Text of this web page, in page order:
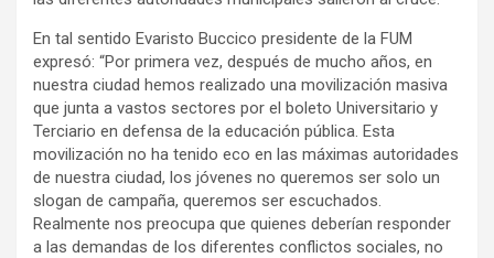
En tal sentido Evaristo Buccico presidente de la FUM
expresó: “Por primera vez, después de mucho años, en
nuestra ciudad hemos realizado una movilización masiva
que junta a vastos sectores por el boleto Universitario y
Terciario en defensa de la educación pública. Esta
movilización no ha tenido eco en las máximas autoridades
de nuestra ciudad, los jóvenes no queremos ser solo un
slogan de campaña, queremos ser escuchados.
Realmente nos preocupa que quienes deberían responder
a las demandas de los diferentes conflictos sociales, no